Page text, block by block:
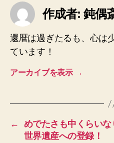
作成者: 鈍偶
還暦は過ぎたるも、心は
ています！
アーカイブを表示 →
←
めでたさも中くらいな
世界遺産への登録！